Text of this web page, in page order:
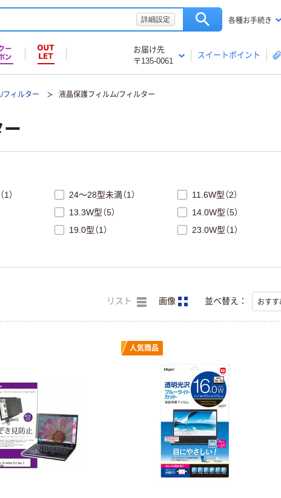
詳細設定 各種お手続き
お届け先
〒135-0061
スイートポイント
フィルター 液晶保護フィルム/フィルター
） 24～28型未満（1） 11.6W型（2）
13.3W型（5） 14.0W型（5）
19.0型（1） 23.0W型（1）
リスト 画像 並べ替え：
人気商品